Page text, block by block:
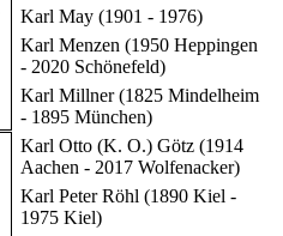
Karl May (1901 - 1976)
Karl Menzen (1950 Heppingen
- 2020 Schönefeld)
Karl Millner (1825 Mindelheim
- 1895 München)
Karl Otto (K. O.) Götz (1914
Aachen - 2017 Wolfenacker)
Karl Peter Röhl (1890 Kiel -
1975 Kiel)